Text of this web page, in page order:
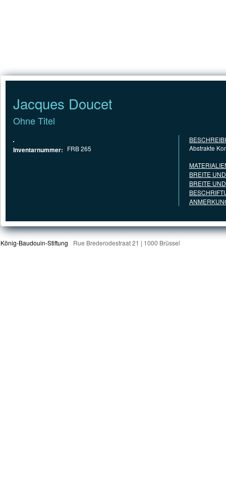
Jacques Doucet
Ohne Titel
Inventarnummer: FRB 265
Abstrakte
BREITE
BREITE
König-Baudouin-Stiftung Rue Brederodestraat 21 | 1000 Brüssel